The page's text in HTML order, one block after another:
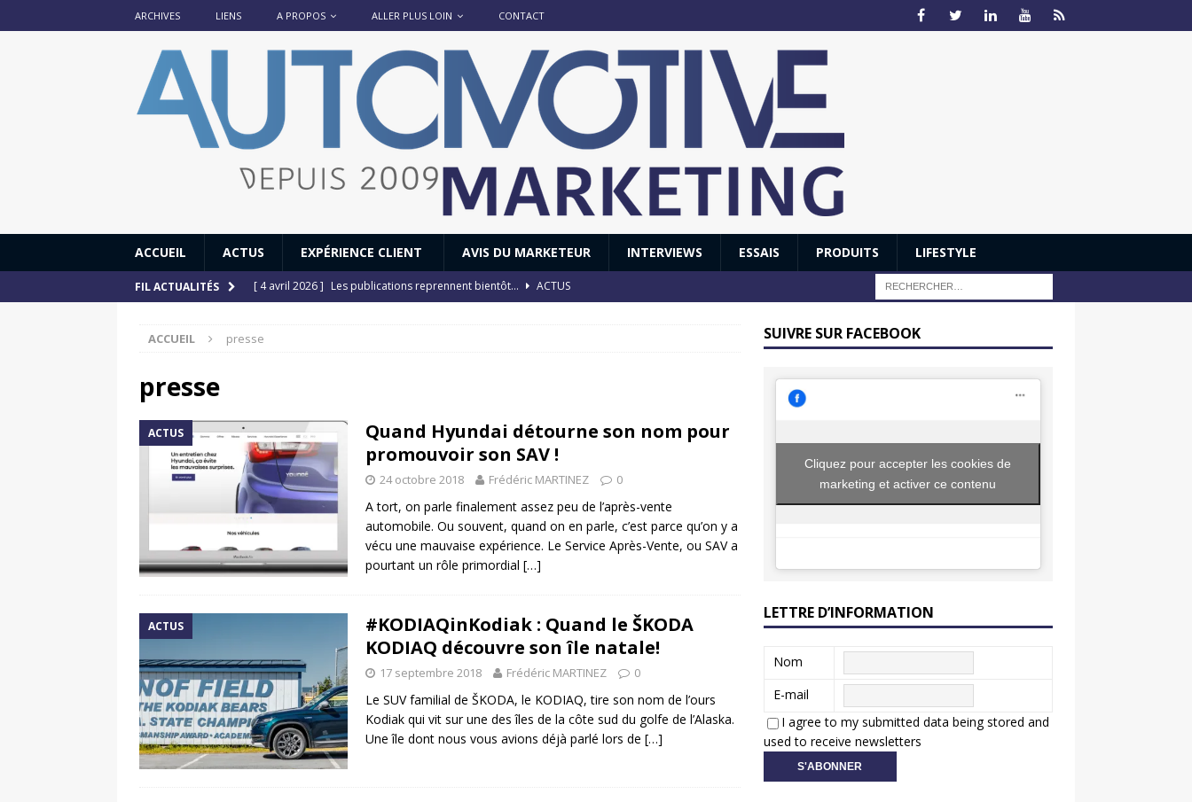
ARCHIVES LIENS A PROPOS ALLER PLUS LOIN CONTACT
ACCUEIL ACTUS EXPÉRIENCE CLIENT AVIS DU MARKETEUR INTERVIEWS ESSAIS PRODUITS LIFESTYLE
FIL ACTUALITÉS [ 4 avril 2026 ] Les publications reprennent bientôt…
ACTUS
[ 12 juillet 2025 ]
[ 11 avril 2020 ]
#StayHome : Honda dévoile un spot publicitaire… confiné! ACTUS
ACCUEIL presse
presse
ACTUS
Quand Hyundai détourne son nom pour
promouvoir son SAV !
24 octobre 2018 Frédéric MARTINEZ 0
A tort, on parle finalement assez peu de l’après-vente
automobile. Ou souvent, quand on en parle, c’est parce qu’on y a
vécu une mauvaise expérience. Le Service Après-Vente, ou SAV a
pourtant un rôle primordial […]
ACTUS
#KODIAQinKodiak : Quand le ŠKODA
KODIAQ découvre son île natale!
17 septembre 2018 Frédéric MARTINEZ 0
Le SUV familial de ŠKODA, le KODIAQ, tire son nom de l’ours
Kodiak qui vit sur une des îles de la côte sud du golfe de l’Alaska.
Une île dont nous vous avions déjà parlé lors de […]
SUIVRE SUR FACEBOOK
Cliquez pour accepter les cookies de
marketing et activer ce contenu
LETTRE D’INFORMATION
Nom
E-mail
I agree to my submitted data being stored and
used to receive newsletters